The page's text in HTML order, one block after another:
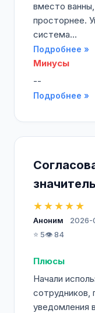
вместо
просторнее.
система...
Подробнее »
Минусы
--
Подробнее »
★★★★★
Аноним
2026-
⭐ 5👁️ 84
Плюсы
Начали
сотрудников,
уведомления